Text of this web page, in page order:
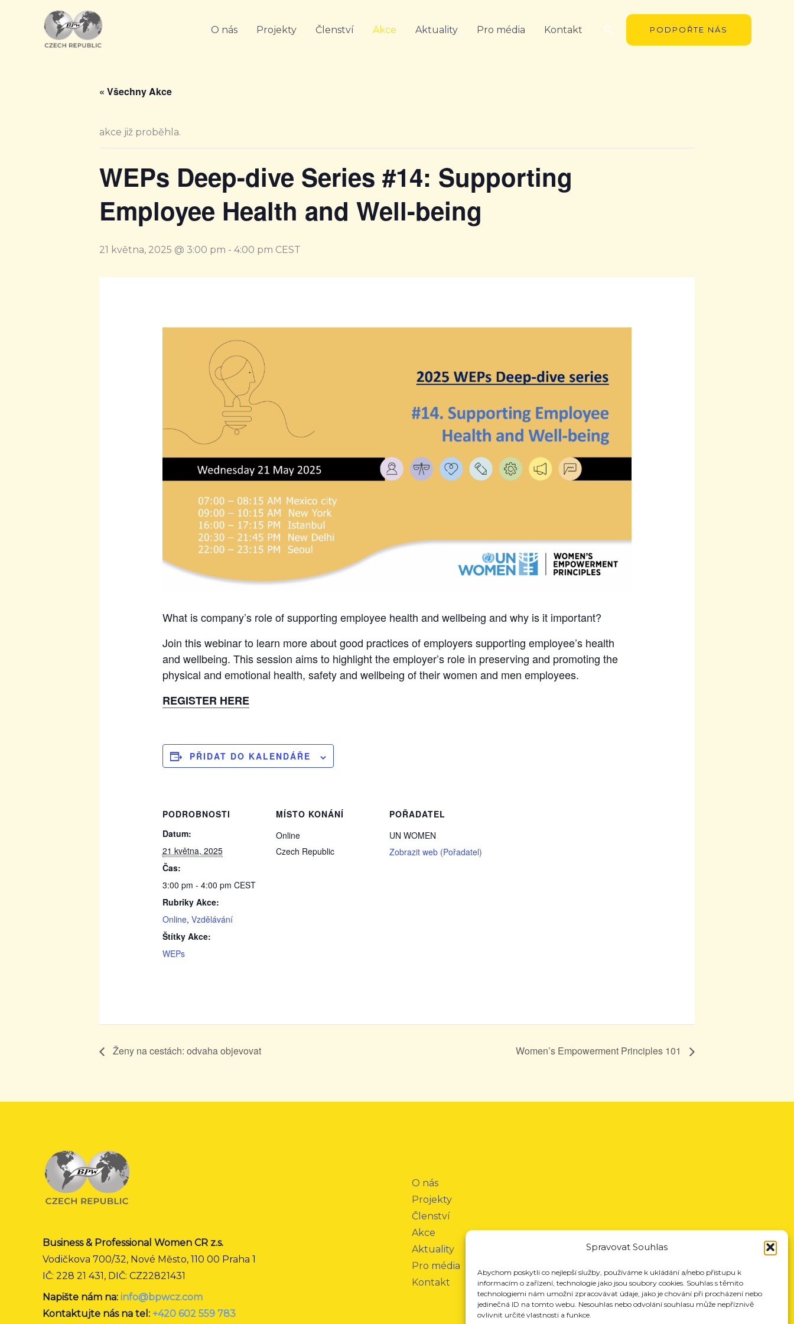
Spravovat Souhlas
Abychom poskytli co nejlepší služby, používáme k ukládání a/nebo přístupu k
informacím o zařízení, technologie jako jsou soubory cookies. Souhlas s těmito
technologiemi nám umožní zpracovávat údaje, jako je chování při procházení nebo
jedinečná ID na tomto webu. Nesouhlas nebo odvolání souhlasu může nepříznivě
ovlivnit určité vlastnosti a funkce.
O nás Projekty Členství Akce Aktuality Pro média Kontakt Hledat PODPOŘTE NÁS
« Všechny Akce
akce již proběhla.
WEPs Deep-dive Series #14: Supporting
Employee Health and Well-being
21 května, 2025 @ 3:00 pm - 4:00 pm CEST
What is company’s role of supporting employee health and wellbeing and why is it important?
Join this webinar to learn more about good practices of employers supporting employee’s health
and wellbeing. This session aims to highlight the employer’s role in preserving and promoting the
physical and emotional health, safety and wellbeing of their women and men employees.
REGISTER HERE
PŘIDAT DO KALENDÁŘE
PODROBNOSTI
Datum:
21 května, 2025
Čas:
3:00 pm - 4:00 pm CEST
Rubriky Akce:
Online, Vzdělávání
Štítky Akce:
WEPs
MÍSTO KONÁNÍ
Online
Czech Republic
POŘADATEL
UN WOMEN
Zobrazit web (Pořadatel)
Ženy na cestách: odvaha objevovat Women’s Empowerment Principles 101
Business & Professional Women CR z.s.
Vodičkova 700/32, Nové Město, 110 00 Praha 1
IČ: 228 21 431, DIČ: CZ22821431
Napište nám na: info@bpwcz.com
Kontaktujte nás na tel: +420 602 559 783
O nás
Projekty
Členství
Akce
Aktuality
Pro média
Kontakt